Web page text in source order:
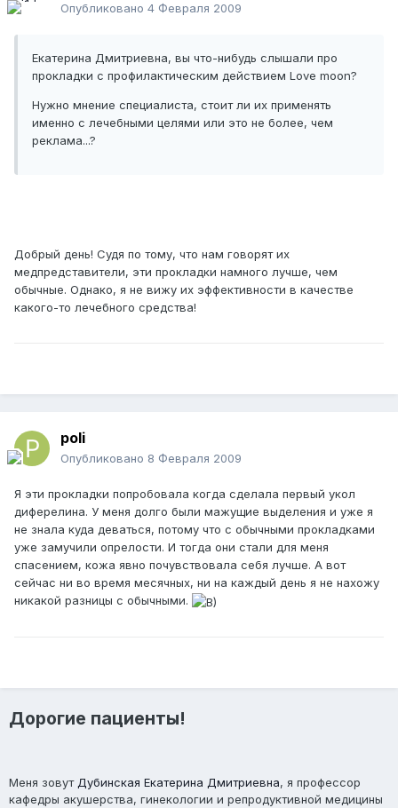
Опубликовано 4 Февраля 2009
Екатерина Дмитриевна, вы что-нибудь слышали про
прокладки с профилактическим действием Love moon?
Нужно мнение специалиста, стоит ли их применять
именно с лечебными целями или это не более, чем
реклама...?
Добрый день! Судя по тому, что нам говорят их
медпредставители, эти прокладки намного лучше, чем
обычные. Однако, я не вижу их эффективности в качестве
какого-то лечебного средства!
poli
Опубликовано 8 Февраля 2009
Я эти прокладки попробовала когда сделала первый укол
диферелина. У меня долго были мажущие выделения и уже я
не знала куда деваться, потому что с обычными прокладками
уже замучили опрелости. И тогда они стали для меня
спасением, кожа явно почувствовала себя лучше. А вот
сейчас ни во время месячных, ни на каждый день я не нахожу
никакой разницы с обычными.
Дорогие пациенты!
Меня зовутДубинская Екатерина Дмитриевна, я профессор
кафедры акушерства, гинекологии и репродуктивной медицины